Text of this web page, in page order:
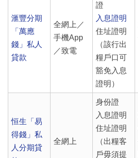
滙豐分期
「萬應
錢」私人
貸款
全網上／
手機App
／致電
證
入息證明
住址證明
（該行出
糧戶口可
豁免入息
證明）
恒生「易
得錢」私
人分期貸
全網上
身份證
入息證明
住址證明
（出糧客
戶毋須提